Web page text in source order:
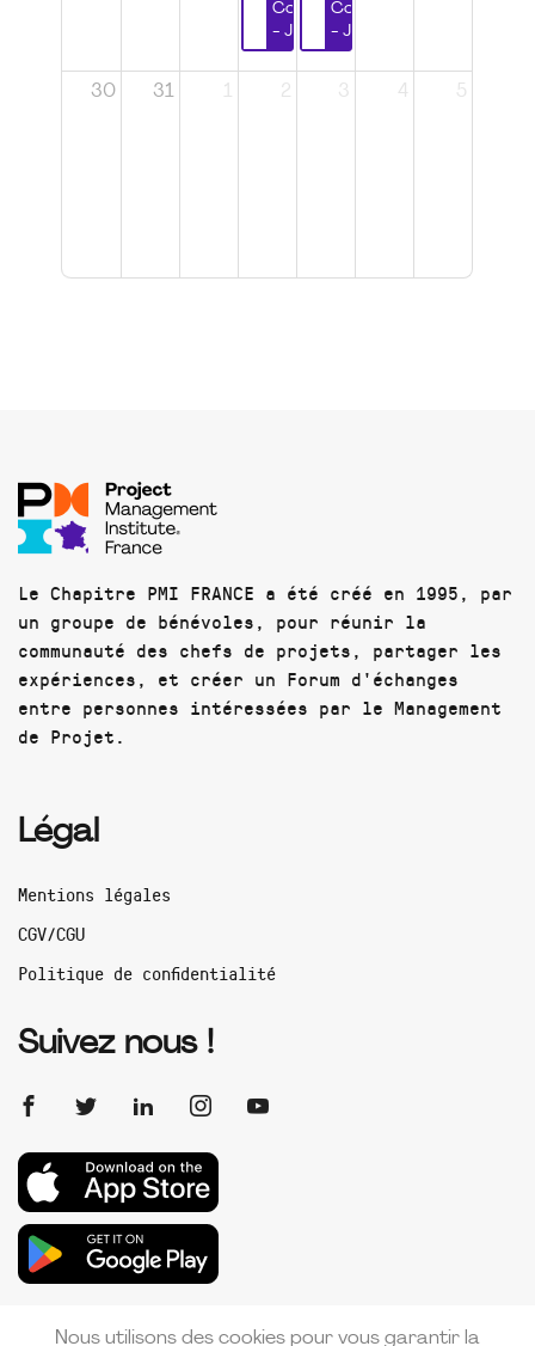
Complexes
- Jour 1
Complexes
- Jour 2
30 31 1 2 3 4 5
Le Chapitre PMI FRANCE a été créé en 1995, par
un groupe de bénévoles, pour réunir la
communauté des chefs de projets, partager les
expériences, et créer un Forum d'échanges
entre personnes intéressées par le Management
de Projet.
Légal
Mentions légales
CGV/CGU
Politique de confidentialité
Suivez nous !
Nous utilisons des cookies pour vous garantir la